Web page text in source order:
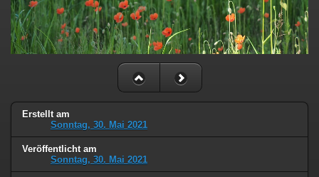
Erstellt am
Sonntag, 30. Mai 2021
Veröffentlicht am
Sonntag, 30. Mai 2021